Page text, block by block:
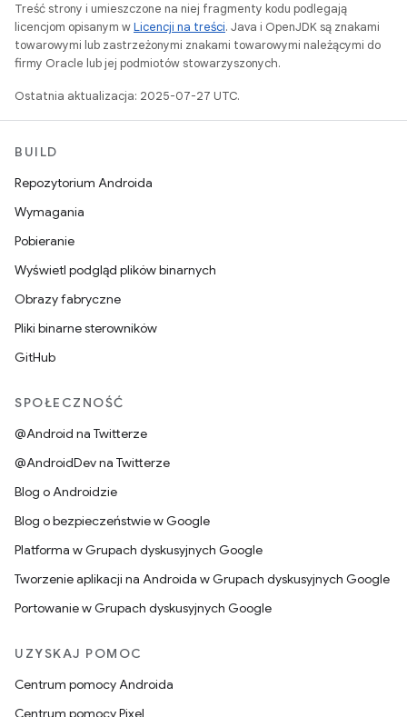
Treść strony i umieszczone na niej fragmenty kodu podlegają
licencjom opisanym wLicencji na treści. Java i OpenJDK są znakami
towarowymi lub zastrzeżonymi znakami towarowymi należącymi do
firmy Oracle lub jej podmiotów stowarzyszonych.
Ostatnia aktualizacja: 2025-07-27 UTC.
BUILD
Repozytorium Androida
Wymagania
Pobieranie
Wyświetl podgląd plików binarnych
Obrazy fabryczne
Pliki binarne sterowników
GitHub
SPOŁECZNOŚĆ
@Android na Twitterze
@AndroidDev na Twitterze
Blog o Androidzie
Blog o bezpieczeństwie w Google
Platforma w Grupach dyskusyjnych Google
Tworzenie aplikacji na Androida w Grupach dyskusyjnych Google
Portowanie w Grupach dyskusyjnych Google
UZYSKAJ POMOC
Centrum pomocy Androida
Centrum pomocy Pixel